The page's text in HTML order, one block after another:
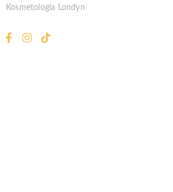
Kosmetologia Londyn